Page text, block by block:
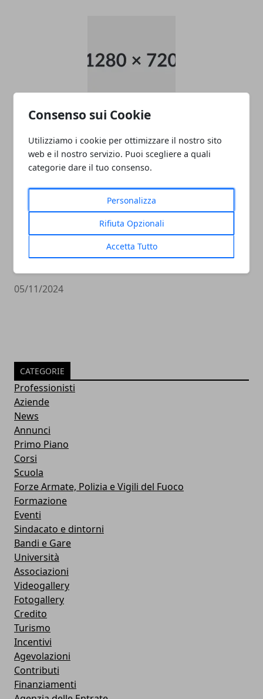
Consenso sui Cookie
Utilizziamo i cookie per ottimizzare il nostro sito
web e il nostro servizio. Puoi scegliere a quali
categorie dare il tuo consenso.
Personalizza
Rifiuta Opzionali
Accetta Tutto
data entry
05/11/2024
PULITORE COORDINATORE
05/11/2024
CATEGORIE
Professionisti
Aziende
News
Annunci
Primo Piano
Corsi
Scuola
Forze Armate, Polizia e Vigili del Fuoco
Formazione
Eventi
Sindacato e dintorni
Bandi e Gare
Università
Associazioni
Videogallery
Fotogallery
Credito
Turismo
Incentivi
Agevolazioni
Contributi
Finanziamenti